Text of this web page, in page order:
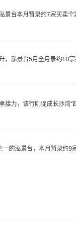
景台本月暂录约7宗买卖
，泓景台5月全月录约10
力，该行刚促成长沙湾“
的泓景台，本月暂录约9